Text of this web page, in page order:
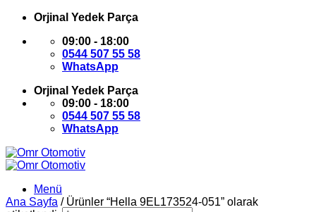
İçeriğeOrjinal Yedek Parça
09:00 - 18:00
0544 507 55 58
WhatsApp
Orjinal Yedek Parça
09:00 - 18:00
0544 507 55 58
WhatsApp
Menü
Ana Sayfa /Ürünler “Hella 9EL173524-051” olarak